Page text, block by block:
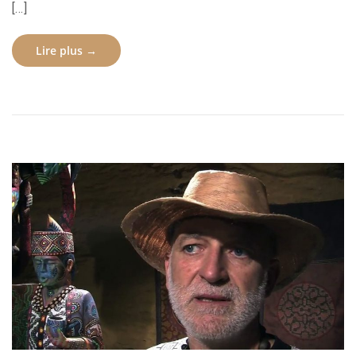
[…]
Lire plus →